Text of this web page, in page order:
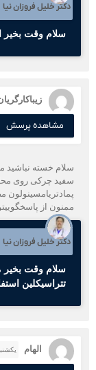
دکتر خلیل فروزان نیا
سلام وقت بخیر
مشاهده پرسش
سلام خسته نباشید
سفید چرکی روی
ممنون از
دکتر خلیل فروزان نیا
سلام وقت بخیر
تتراسیکلین
الهام یکشنبه ۹ شهریور ۹۹( 5